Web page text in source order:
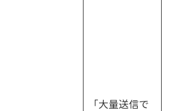
「大量送信で